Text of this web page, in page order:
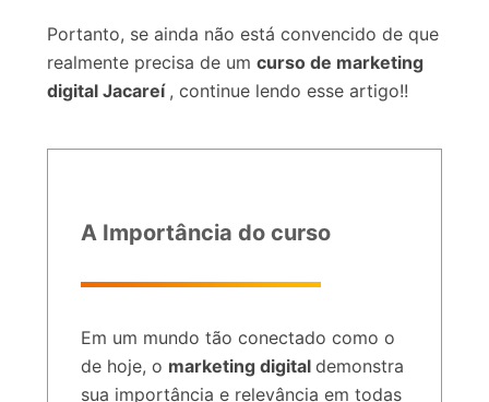
Portanto, se ainda não está convencido de que
realmente precisa de um curso de marketing
digital Jacareí , continue lendo esse artigo!!
A Importância do curso
Em um mundo tão conectado como o
de hoje, o marketing digital demonstra
sua importância e relevância em todas